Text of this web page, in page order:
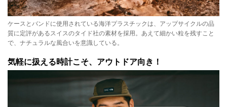
ケースとバンドに使用されている海洋プラスチックは、アップサイクルの品
質に定評があるスイスのタイド社の素材を採用。あえて細かい粒を残すこと
で、ナチュラルな風合いを意識している。
気軽に扱える時計こそ、アウトドア向き！